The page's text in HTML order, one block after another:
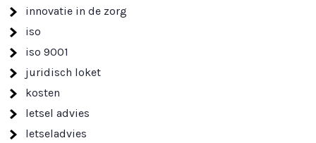
innovatie in de zorg
iso
iso 9001
juridisch loket
kosten
letsel advies
letseladvies